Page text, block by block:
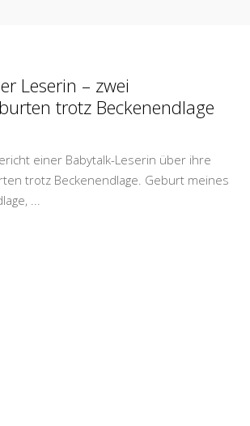
Leserin – zwei
trotz Beckenendlage
einer Babytalk-Leserin über ihre
trotz Beckenendlage. Geburt meines
...